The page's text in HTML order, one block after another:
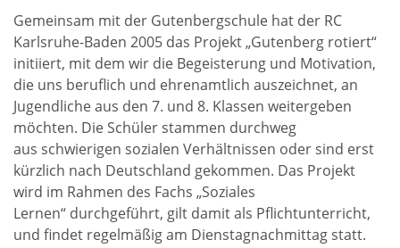
Gemeinsam mit der Gutenbergschule hat der RC
Karlsruhe-Baden 2005 das Projekt „Gutenberg rotiert“
initiiert, mit dem wir die Begeisterung und Motivation,
die uns beruflich und ehrenamtlich auszeichnet, an
Jugendliche aus den 7. und 8. Klassen weitergeben
möchten. Die Schüler stammen durchweg
aus schwierigen sozialen Verhältnissen oder sind erst
kürzlich nach Deutschland gekommen. Das Projekt
wird im Rahmen des Fachs „Soziales
Lernen“ durchgeführt, gilt damit als Pflichtunterricht,
und findet regelmäßig am Dienstagnachmittag statt.